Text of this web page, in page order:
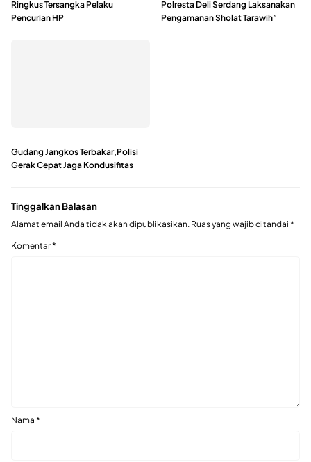
Ringkus Tersangka Pelaku
Pencurian HP
Polresta Deli Serdang Laksanakan
Pengamanan Sholat Tarawih”
Gudang Jangkos Terbakar,Polisi
Gerak Cepat Jaga Kondusifitas
Tinggalkan Balasan
Alamat email Anda tidak akan dipublikasikan. Ruas yang wajib ditandai *
Komentar*
Nama *